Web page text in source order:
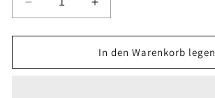
Verringere
die
Menge
Xenox
Erhöhe
die
Menge
für
Xenox
In den Warenkorb legen